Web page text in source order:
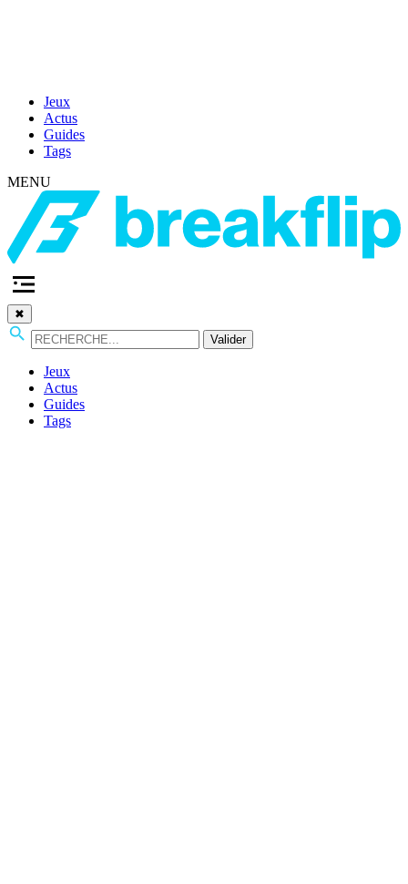
Jeux
Actus
Guides
Tags
MENU
✖
Valider
Jeux
Actus
Guides
Tags